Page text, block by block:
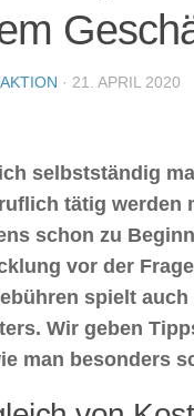
· 21. APRIL 2020
selbstständig
tätig werden
schon zu
vor der
spielt
Wir geben
man besonders